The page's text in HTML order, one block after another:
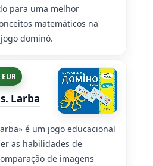
para uma melhor
matemáticos na
dominó.
Larba
é um jogo educacional
as habilidades de
de imagens